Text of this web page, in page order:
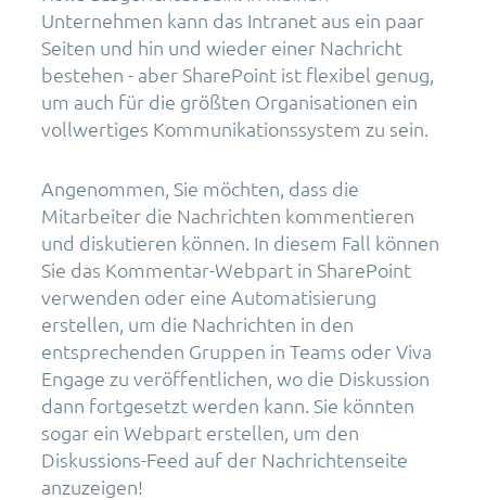
Unternehmen kann das Intranet aus ein paar
Seiten und hin und wieder einer Nachricht
bestehen - aber SharePoint ist flexibel genug,
um auch für die größten Organisationen ein
vollwertiges Kommunikationssystem zu sein.
Angenommen, Sie möchten, dass die
Mitarbeiter die Nachrichten kommentieren
und diskutieren können. In diesem Fall können
Sie das Kommentar-Webpart in SharePoint
verwenden oder eine Automatisierung
erstellen, um die Nachrichten in den
entsprechenden Gruppen in Teams oder Viva
Engage zu veröffentlichen, wo die Diskussion
dann fortgesetzt werden kann. Sie könnten
sogar ein Webpart erstellen, um den
Diskussions-Feed auf der Nachrichtenseite
anzuzeigen!